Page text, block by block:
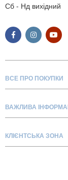
Сб - Нд вихідний
ВСЕ ПРО ПОКУПКИ
Про нас
Блог
ВАЖЛИВА
Доставка та оплата
КЛІЄНТСЬКА ЗОНА